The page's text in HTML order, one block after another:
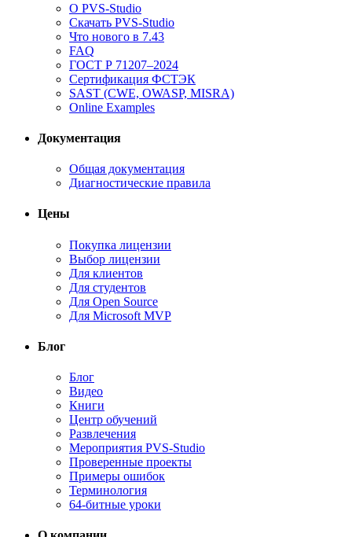
О PVS-Studio
Скачать PVS-Studio
Что нового в 7.43
FAQ
ГОСТ Р 71207–2024
Сертификация ФСТЭК
SAST (CWE, OWASP, MISRA)
Online Examples
Документация
Общая документация
Диагностические правила
Цены
Покупка лицензии
Выбор лицензии
Для клиентов
Для студентов
Для Open Source
Для Microsoft MVP
Блог
Блог
Видео
Книги
Центр обучений
Развлечения
Мероприятия PVS-Studio
Проверенные проекты
Примеры ошибок
Терминология
64-битные уроки